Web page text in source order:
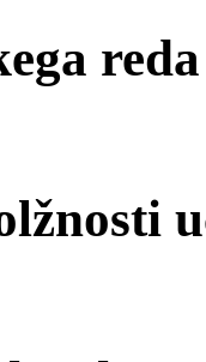
reda